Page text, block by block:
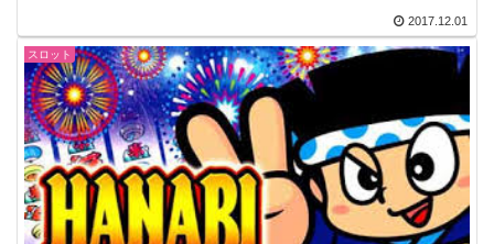
2017.12.01
スロット